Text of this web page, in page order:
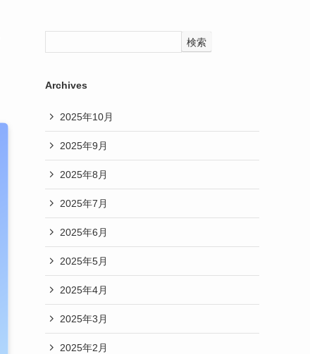
検索
Archives
2025年10月
2025年9月
2025年8月
2025年7月
2025年6月
2025年5月
2025年4月
2025年3月
2025年2月